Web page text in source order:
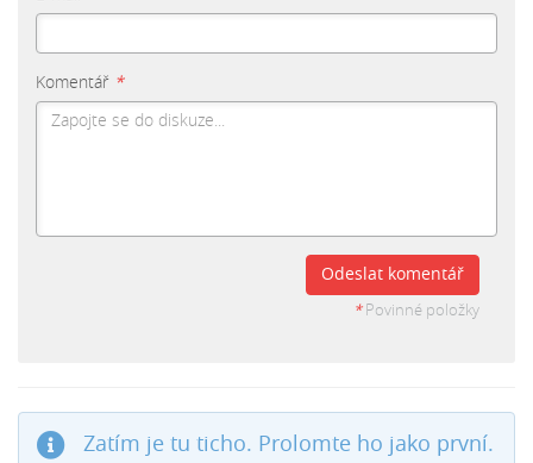
Komentář *
Odeslat komentář
*Povinné položky
Zatím je tu ticho. Prolomte ho jako první.